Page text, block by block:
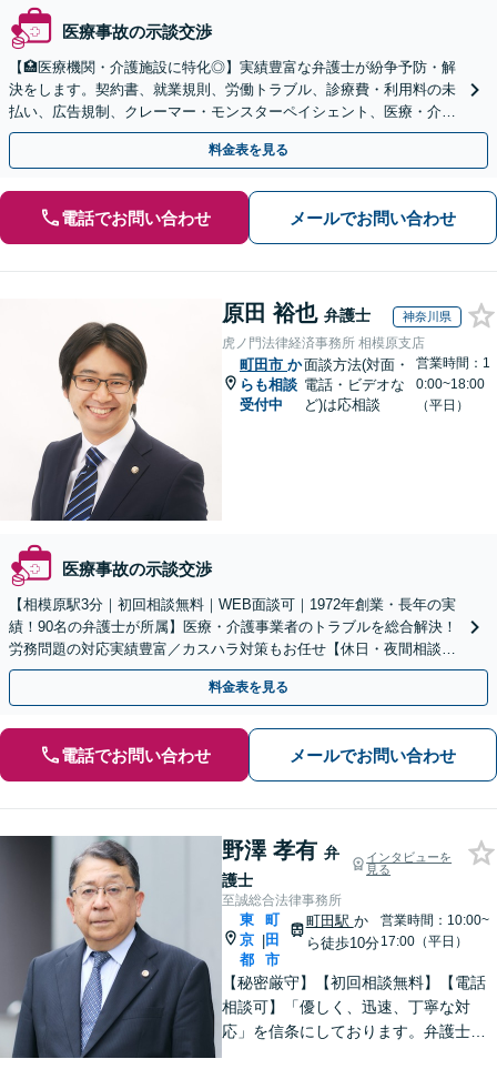
医療事故の示談交渉
【🏥医療機関・介護施設に特化◎】実績豊富な弁護士が紛争予防・解
決をします。契約書、就業規則、労働トラブル、診療費・利用料の未
払い、広告規制、クレーマー・モンスターペイシェント、医療・介護
事故などに対応【顧問契約あり】
料金表を見る
電話でお問い合わせ メールでお問い合わせ
原田 裕也 弁護士 神奈川県
虎ノ門法律経済事務所 相模原支店
町田市 か
らも相談
受付中
面談方法(対面・
電話・ビデオな
ど)は応相談
営業時間：1
0:00~18:00
（平日）
医療事故の示談交渉
【相模原駅3分｜初回相談無料｜WEB面談可｜1972年創業・長年の実
績！90名の弁護士が所属】医療・介護事業者のトラブルを総合解決！
労務問題の対応実績豊富／カスハラ対策もお任せ【休日・夜間相談可
／忙しい方にも安心の柔軟なサポート体制】
料金表を見る
電話でお問い合わせ メールでお問い合わせ
野澤 孝有 弁
護士
インタビューを
見る
至誠総合法律事務所
東
京
都
|
町
田
市
町田駅 か
ら徒歩10分
営業時間：10:00~
17:00（平日）
【秘密厳守】【初回相談無料】【電話
相談可】「優しく、迅速、丁寧な対
応」を信条にしております。弁護士に